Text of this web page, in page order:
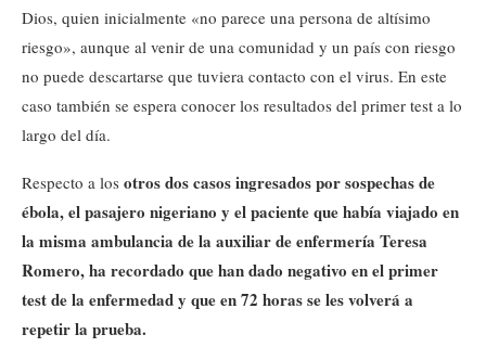
Dios, quien inicialmente «no parece una persona de altísimo
riesgo», aunque al venir de una comunidad y un país con riesgo
no puede descartarse que tuviera contacto con el virus. En este
caso también se espera conocer los resultados del primer test a lo
largo del día.
Respecto a los otros dos casos ingresados por sospechas de
ébola, el pasajero nigeriano y el paciente que había viajado en
la misma ambulancia de la auxiliar de enfermería Teresa
Romero, ha recordado que han dado negativo en el primer
test de la enfermedad y que en 72 horas se les volverá a
repetir la prueba.